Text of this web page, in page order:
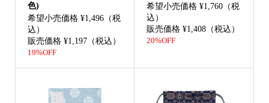
色)
希望小売価格 ¥1,496（税
込）
販売価格 ¥1,197（税込）
19%OFF
希望小売価格 ¥1,760（税
込）
販売価格 ¥1,408（税込）
20%OFF